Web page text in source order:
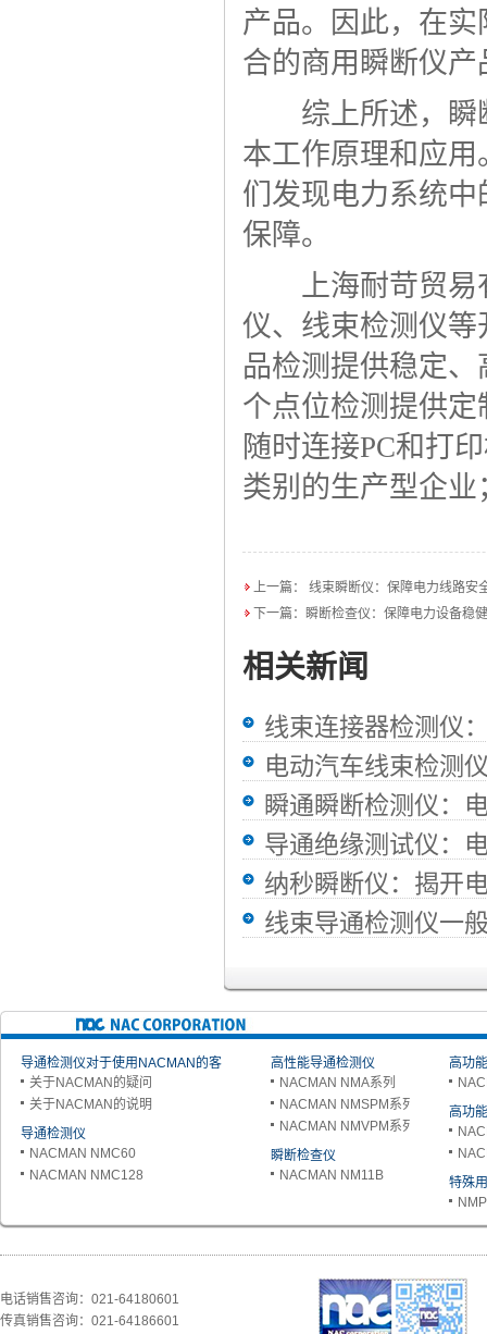
产品。因此，在
合的商用瞬断仪
综上所述，瞬断
本工作原理和应
们发现电力系统
保障。
上海耐苛贸易有
仪、线束检测仪
品检测提供稳定
个点位检测提供
随时连接PC和打
类别的生产型企
上一篇： 线束瞬断仪：保障电力线路安
下一篇： 瞬断检查仪：保障电力设备稳
相关新闻
线束连接器检测仪
电动汽车线束检测
瞬通瞬断检测仪：
导通绝缘测试仪：
纳秒瞬断仪：揭开
线束导通检测仪一
导通检测仪对于使用NACMAN的客
户关于NACMAN的疑问
关于NACMAN的说明
导通检测仪
NACMAN NMC60
NACMAN NMC128
高性能导通检测仪
NACMAN NMA系列
NACMAN NMSPM系列
NACMAN NMVPM系列
瞬断检查仪
NACMAN NM11B
高功
高功
特殊
电话销售咨询：021-64180601
传真销售咨询：021-64186601